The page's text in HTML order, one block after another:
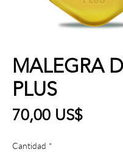
MALEGRA
PLUS
70,00 US$Precio
Cantidad *